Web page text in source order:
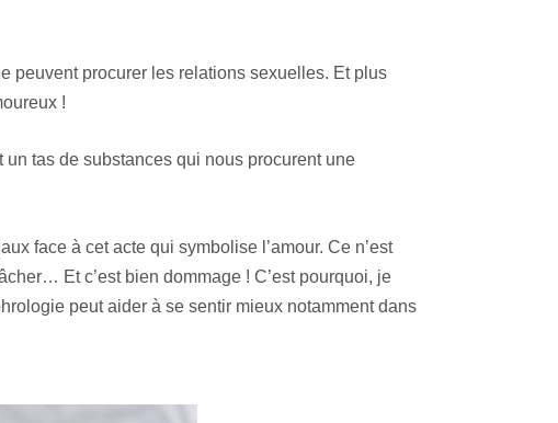
peuvent procurer les relations sexuelles. Et plus
!
un tas de substances qui nous procurent une
face à cet acte qui symbolise l’amour. Ce n’est
Et c’est bien dommage ! C’est pourquoi, je
peut aider à se sentir mieux notamment dans